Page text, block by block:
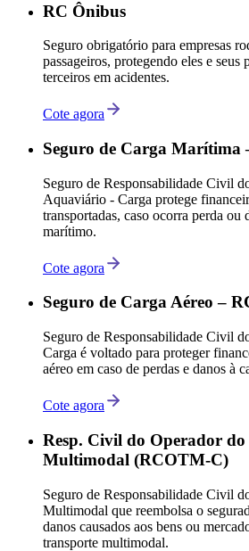
RC Ônibus
Seguro obrigatório para empresas
passageiros, protegendo eles e seus
terceiros em acidentes.
Cote agora
Seguro de Carga Marítima
Seguro de Responsabilidade Civil
Aquaviário - Carga protege
transportadas, caso ocorra perda ou
marítimo.
Cote agora
Seguro de Carga Aéreo –
Seguro de Responsabilidade Civil
Carga é voltado para proteger
aéreo em caso de perdas e danos à
Cote agora
Resp. Civil do Operador
Multimodal (RCOTM-C)
Seguro de Responsabilidade Civil
Multimodal que reembolsa o
danos causados aos bens ou
transporte multimodal.